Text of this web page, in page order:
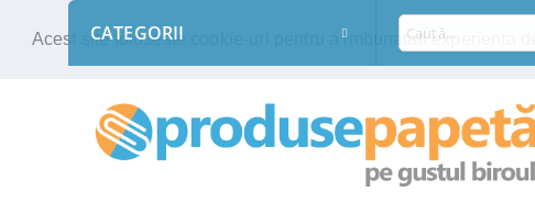
Acest site foloseste cookie-uri pentru a imbunatati experienta
CATEGORII